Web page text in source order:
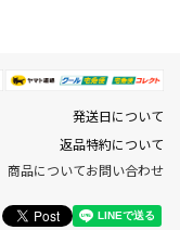
発送日について
返品特約について
商品についてお問い合わせ